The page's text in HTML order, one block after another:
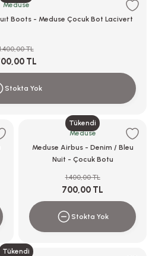
Meduse
Boots - Meduse Çocuk Bot Lacivert
TL
TL
Stokta Yok
Tükendi
Meduse
Meduse Airbus - Denim / Bleu
Nuit - Çocuk Botu
700,00 TL
1.400,00 TL
Stokta Yok
Tükendi